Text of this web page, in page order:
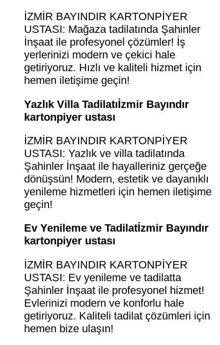
İZMİR BAYINDIR KARTONPİYER
USTASI: Mağaza tadilatında Şahinler
İnşaat ile profesyonel çözümler! İş
yerlerinizi modern ve çekici hale
getiriyoruz. Hızlı ve kaliteli hizmet için
hemen iletişime geçin!
Yazlık Villa Tadilatıİzmir Bayındır
kartonpiyer ustası
İZMİR BAYINDIR KARTONPİYER
USTASI: Yazlık ve villa tadilatında
Şahinler İnşaat ile hayalleriniz gerçeğe
dönüşsün! Modern, estetik ve dayanıklı
yenileme hizmetleri için hemen iletişime
geçin!
Ev Yenileme ve Tadilatİzmir Bayındır
kartonpiyer ustası
İZMİR BAYINDIR KARTONPİYER
USTASI: Ev yenileme ve tadilatta
Şahinler İnşaat ile profesyonel hizmet!
Evlerinizi modern ve konforlu hale
getiriyoruz. Kaliteli tadilat çözümleri için
hemen bize ulaşın!